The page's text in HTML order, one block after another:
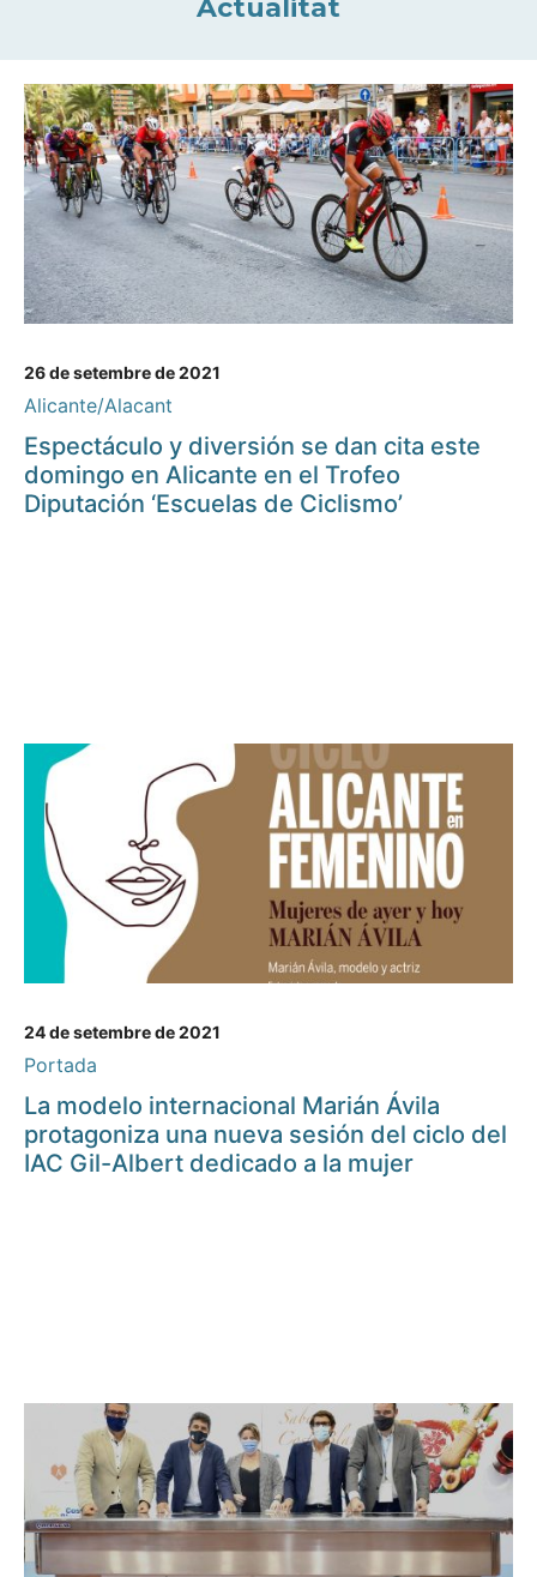
Actualitat
26 de setembre de 2021
Alicante/Alacant
Espectáculo y diversión se dan cita este
domingo en Alicante en el Trofeo
Diputación ‘Escuelas de Ciclismo’
24 de setembre de 2021
Portada
La modelo internacional Marián Ávila
protagoniza una nueva sesión del ciclo del
IAC Gil-Albert dedicado a la mujer